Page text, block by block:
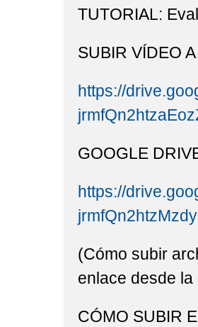
TUTORIAL:
SUBIR VÍDEO
https://
GOOGLE
https://
(Cómo subir
enlace desde
CÓMO SUBIR